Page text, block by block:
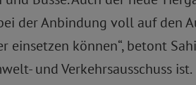
der Anbindung voll auf den
können“, betont
und Verkehrsausschuss ist.